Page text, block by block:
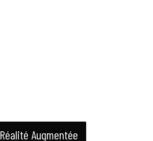
Réalité Augmentée